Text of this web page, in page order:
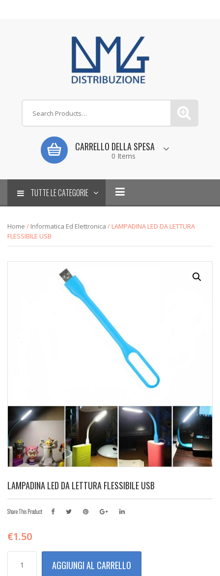
CARRELLO DELLA SPESA
0 Items
TUTTE LE CATEGORIE
Home / Informatica Ed Elettronica / LAMPADINA LED DA LETTURA
FLESSIBILE USB
LAMPADINA LED DA LETTURA FLESSIBILE USB
Share This Product
€1.50
AGGIUNGI AL CARRELLO